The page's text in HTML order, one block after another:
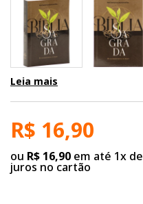
Leia mais
R$ 16,90
ou R$ 16,90 em até 1x
juros no cartão